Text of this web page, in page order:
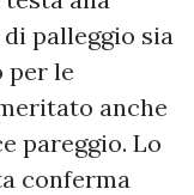
palleggio sia
per le
anche
pareggio. Lo
conferma